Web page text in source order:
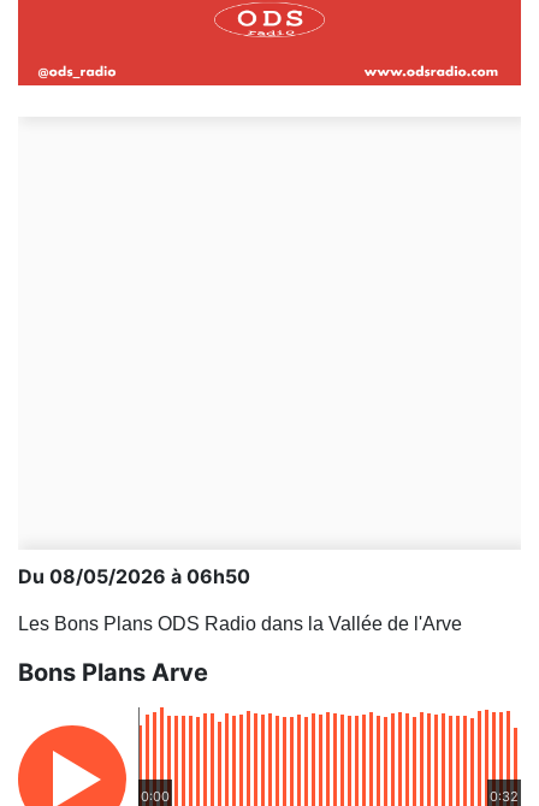
Du 08/05/2026 à 06h50
Les Bons Plans ODS Radio dans la Vallée de l'Arve
Bons Plans Arve
0:00 0:32